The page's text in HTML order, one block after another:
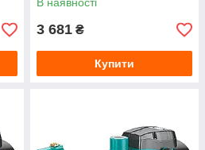
3 681 ₴
Купити